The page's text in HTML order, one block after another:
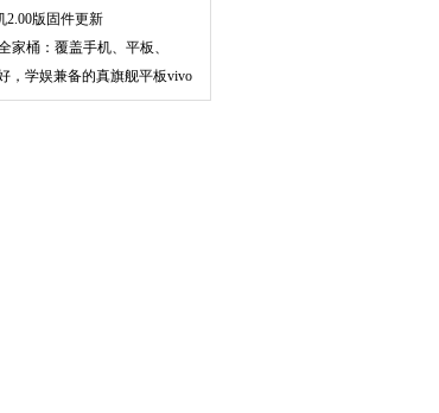
2.00版固件更新
家桶：覆盖手机、平板、
，学娱兼备的真旗舰平板vivo